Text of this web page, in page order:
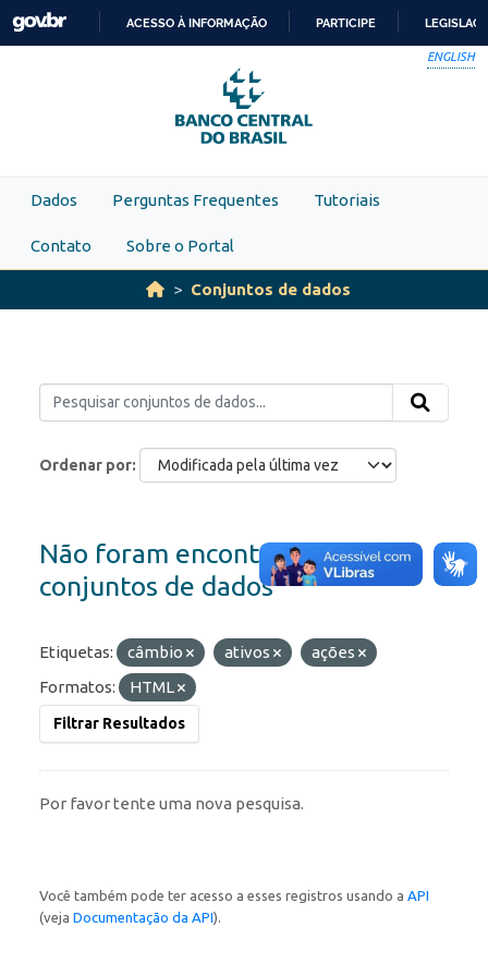
Skip to main content
PARA
O
CONTEÚDO
ACESSO À INFORMAÇÃO PARTICIPE
ENGLISH
Dados Perguntas Frequentes Tutoriais
Contato Sobre o Portal
Conjuntos de dados
Ordenar por
Não foram encontrados
conjuntos de dados
Etiquetas: câmbio ativos
ações
Formatos:
HTML
Filtrar Resultados
Por favor tente uma nova pesquisa.
Você também pode ter acesso a esses registros usando a API
(veja Documentação da API).